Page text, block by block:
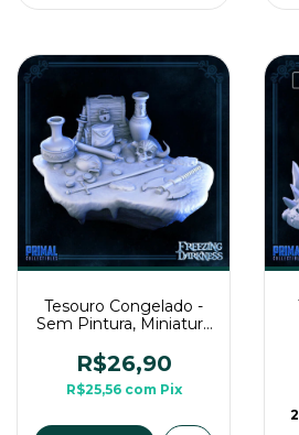
Tesouro Congelado -
Sem Pintura, Miniatura
R$26,90
R$25,56 com Pix
2